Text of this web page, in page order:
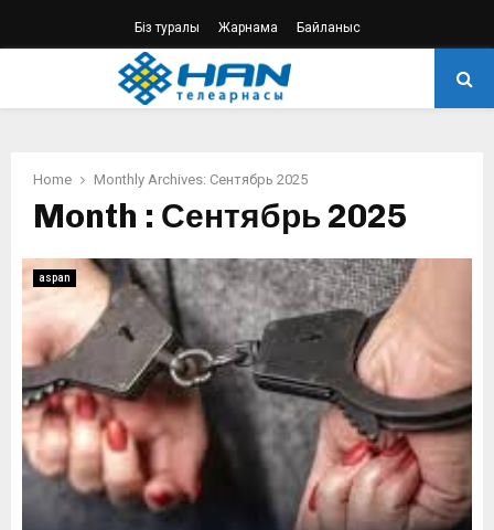
Біз туралы Жарнама Байланыс
PRIMARY
Home Monthly Archives: Сентябрь 2025
Month : Сентябрь 2025
aspan